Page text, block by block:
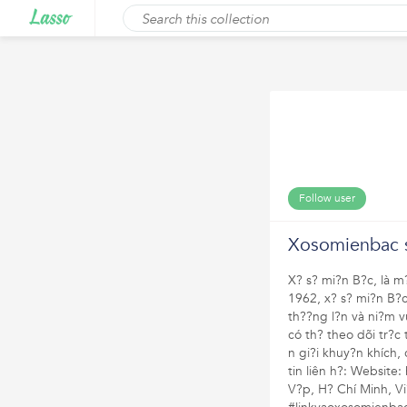
Follow user
Xosomienbac
X? s? mi?n B?c, là
1962, x? s? mi?n
th??ng l?n và ni?m
có th? theo dõi tr?c
n gi?i khuy?n khích,
tin liên h?: Website:
V?p, H? Chí Minh,